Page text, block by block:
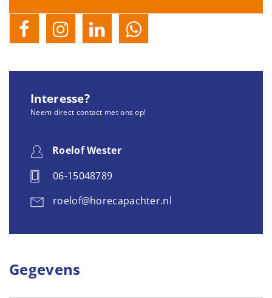
Interesse?
Neem direct contact met ons op!
Roelof Wester
06-15048789
roelof@horecapachter.nl
Gegevens